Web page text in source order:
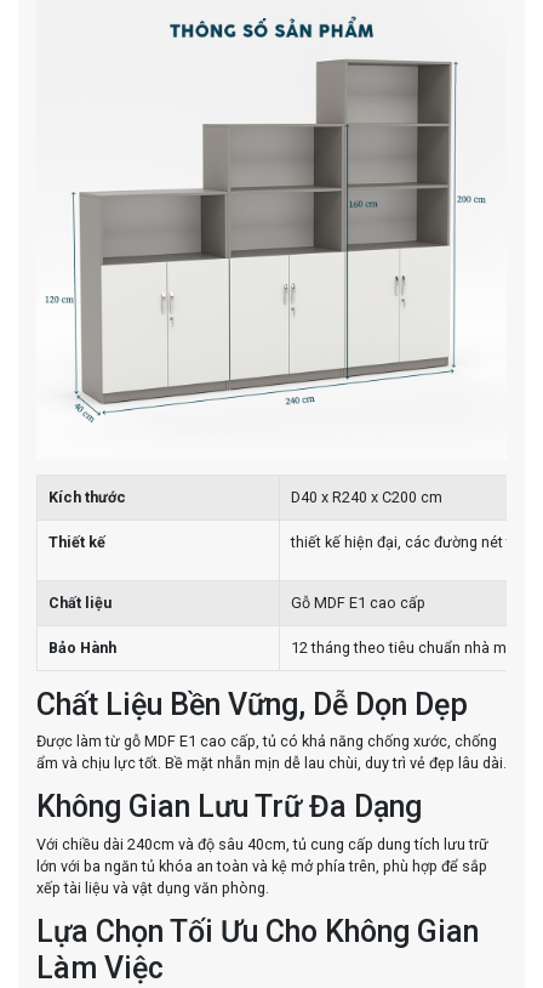
Kích thước D40 x R240 x C200 cm
Thiết kế thiết kế hiện đại, các đường nét tinh
Chất liệu Gỗ MDF E1 cao cấp
Bảo Hành 12 tháng theo tiêu chuẩn nhà máy
Chất Liệu Bền Vững, Dễ Dọn Dẹp
Được làm từ gỗ MDF E1 cao cấp, tủ có khả năng chống xước, chống
ẩm và chịu lực tốt. Bề mặt nhẵn mịn dễ lau chùi, duy trì vẻ đẹp lâu dài.
Không Gian Lưu Trữ Đa Dạng
Với chiều dài 240cm và độ sâu 40cm, tủ cung cấp dung tích lưu trữ
lớn với ba ngăn tủ khóa an toàn và kệ mở phía trên, phù hợp để sắp
xếp tài liệu và vật dụng văn phòng.
Lựa Chọn Tối Ưu Cho Không Gian
Làm Việc